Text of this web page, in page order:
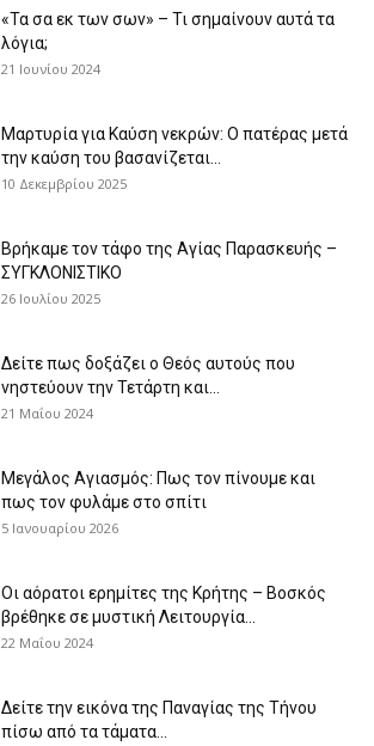
«Τα σα εκ των σων» – Τι σημαίνουν αυτά τα
λόγια;
21 Ιουνίου 2024
Μαρτυρία για Καύση νεκρών: Ο πατέρας μετά
την καύση του βασανίζεται...
10 Δεκεμβρίου 2025
Βρήκαμε τον τάφο της Αγίας Παρασκευής –
ΣΥΓΚΛΟΝΙΣΤΙΚΟ
26 Ιουλίου 2025
Δείτε πως δοξάζει ο Θεός αυτούς που
νηστεύουν την Τετάρτη και...
21 Μαΐου 2024
Μεγάλος Αγιασμός: Πως τον πίνουμε και
πως τον φυλάμε στο σπίτι
5 Ιανουαρίου 2026
Οι αόρατοι ερημίτες της Κρήτης – Βοσκός
βρέθηκε σε μυστική Λειτουργία...
22 Μαΐου 2024
Δείτε την εικόνα της Παναγίας της Τήνου
πίσω από τα τάματα...